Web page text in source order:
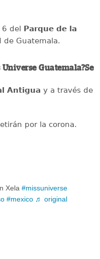
6 del Parque de la
de Guatemala.
Guatemala?Se
Antigua y a través de
por la corona.
Xela #missuniverse
#mexico ♬ original